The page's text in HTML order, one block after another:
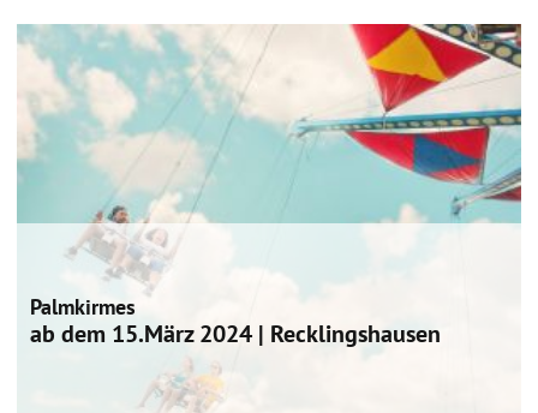
Palmkirmes
ab dem 15.März 2024 | Recklingshausen